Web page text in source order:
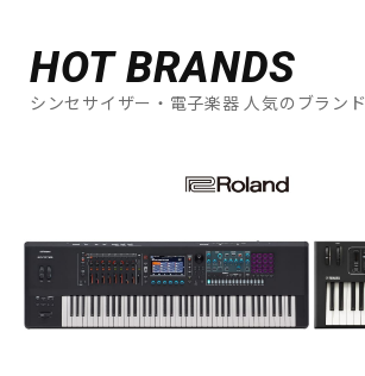
HOT BRANDS
シンセサイザー・電子楽器 人気のブランド